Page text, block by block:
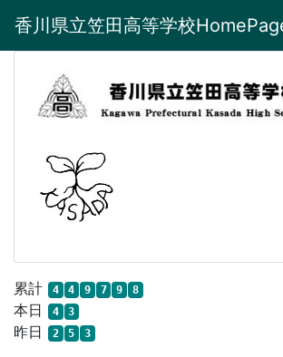
香川県立笠田高等学校
累計 4 4 9 7 9 8
本日 4 3
昨日 2 5 3